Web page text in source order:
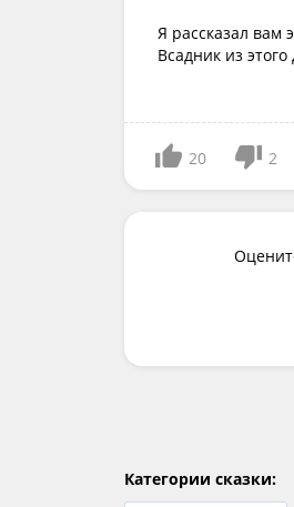
Я рассказал вам
Всадник из
20 2
Категории сказки: